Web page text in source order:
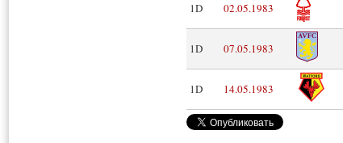
1D 02.05.1983
1D 07.05.1983
1D 14.05.1983